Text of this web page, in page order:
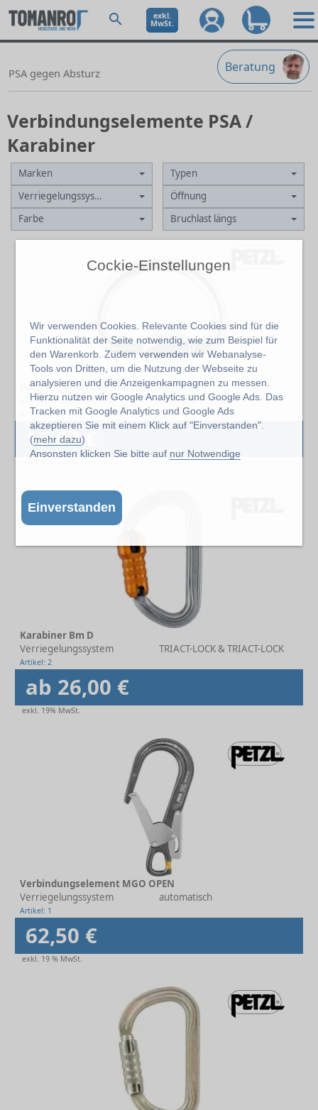
Cockie-Einstellungen
Wir verwenden Cookies. Relevante Cookies sind für die
Funktionalität der Seite notwendig, wie zum Beispiel für
den Warenkorb. Zudem verwenden wir Webanalyse-
Tools von Dritten, um die Nutzung der Webseite zu
analysieren und die Anzeigenkampagnen zu messen.
Hierzu nutzen wir Google Analytics und Google Ads. Das
Tracken mit Google Analytics und Google Ads
akzeptieren Sie mit einem Klick auf "Einverstanden".
(mehr dazu)
Ansonsten klicken Sie bitte auf nur Notwendige
Einverstanden
exkl.
MwSt.
Beratung
PSA gegen Absturz
Verbindungselemente PSA /
Karabiner
Marken
Typen
Verriegelungssystem
Öffnung
Farbe
Bruchlast längs
Halbrunder Schließring DEMI ROND
Verriegelungssystem
Überwurfmutter
Artikel: 1
16,67 €
Karabiner Bm D
Verriegelungssystem
TRIACT-LOCK & TRIACT-LOCK
Artikel: 2
ab 26,00 €
exkl. 19% MwSt.
Verbindungselement MGO OPEN
Verriegelungssystem
automatisch
Artikel: 1
62,50 €
exkl. 19 % MwSt.